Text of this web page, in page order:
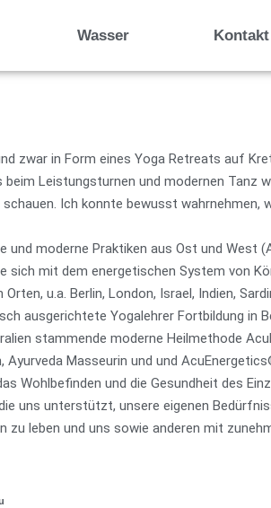
Wasser Kontakt
zwar in Form eines Yoga Retreats auf
beim Leistungsturnen und modernen Tanz
Ich konnte bewusst
und moderne Praktiken aus Ost und West
sich mit dem energetischen System von
u.a. Berlin, London, Israel, Indien,
ausgerichtete Yogalehrer Fortbildung
stammende moderne Heilmethode
Ayurveda Masseurin und und
Wohlbefinden und die Gesundheit des
uns unterstützt, unsere eigenen
zu leben und uns sowie anderen mit